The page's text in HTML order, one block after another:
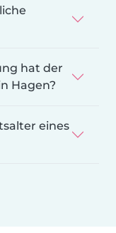
hat der
Hagen?
eines